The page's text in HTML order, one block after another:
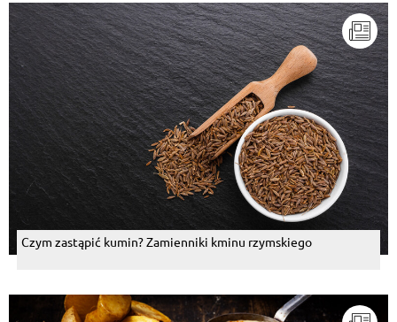
Czym zastąpić kumin? Zamienniki kminu rzymskiego